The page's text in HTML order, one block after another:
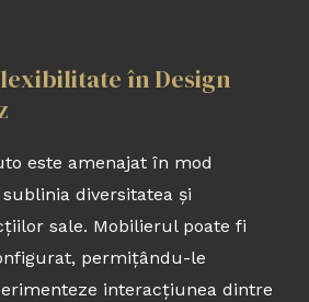
în Design
este amenajat în mod
diversitatea și
sale. Mobilierul poate fi
permițându-le
interacțiunea dintre